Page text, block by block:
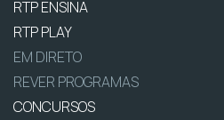
RTP ENSINA
RTP PLAY
EM DIRETO
REVER PROGRAMAS
CONCURSOS